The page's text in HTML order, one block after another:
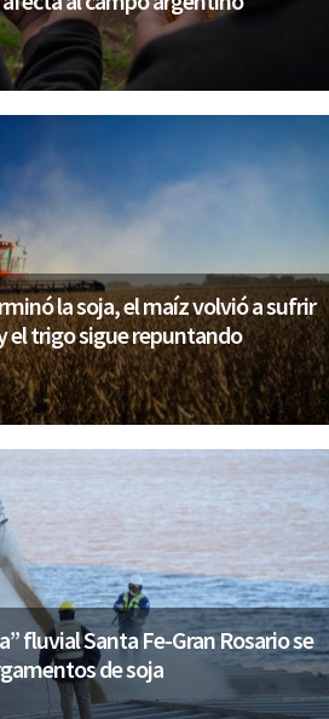
la soja, el maíz volvió a sufrir
el trigo sigue repuntando
fluvial Santa Fe-Gran Rosario se
de soja